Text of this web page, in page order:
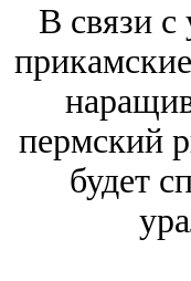
В связи
пермский
будет